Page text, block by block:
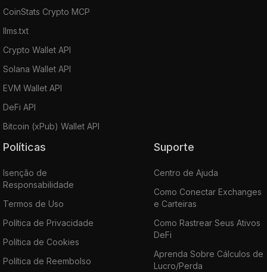
CoinStats Crypto MCP
llms.txt
Crypto Wallet API
Solana Wallet API
EVM Wallet API
DeFi API
Bitcoin (xPub) Wallet API
Políticas
Isenção de
Responsabilidade
Termos de Uso
Política de Privacidade
Política de Cookies
Política de Reembolso
Suporte
Centro de Ajuda
Como Conectar Exchanges
e Carteiras
Como Rastrear Seus Ativos
DeFi
Aprenda Sobre Cálculos de
Lucro/Perda